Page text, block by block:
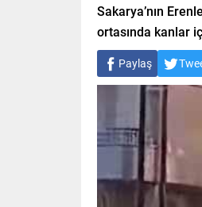
Sakarya’nın
ortasında kanlar
Paylaş